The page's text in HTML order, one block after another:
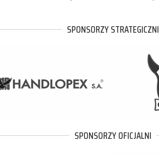
SPONSORZY STRATEGICZNI
SPONSORZY OFICJALNI